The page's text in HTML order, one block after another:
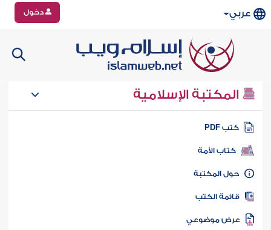
عربي دخول
المكتبة الإسلامية
كتب PDF
كتاب الأمة
المكتبة
الكتب